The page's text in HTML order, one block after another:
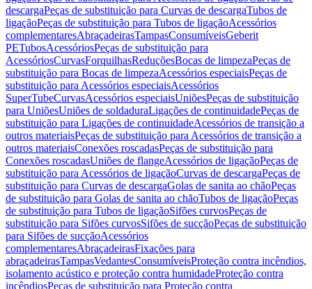
descargaPeças de substituição para Curvas de descargaTubos de
ligaçãoPeças de substituição para Tubos de ligaçãoAcessórios
complementaresAbraçadeirasTampasConsumíveisGeberit
PETubosAcessóriosPeças de substituição para
AcessóriosCurvasForquilhasReduçõesBocas de limpezaPeças de
substituição para Bocas de limpezaAcessórios especiaisPeças de
substituição para Acessórios especiaisAcessórios
SuperTubeCurvasAcessórios especiaisUniõesPeças de substituição
para UniõesUniões de soldaduraLigações de continuidadePeças de
substituição para Ligações de continuidadeAcessórios de transição a
outros materiaisPeças de substituição para Acessórios de transição a
outros materiaisConexões roscadasPeças de substituição para
Conexões roscadasUniões de flangeAcessórios de ligaçãoPeças de
substituição para Acessórios de ligaçãoCurvas de descargaPeças de
substituição para Curvas de descargaGolas de sanita ao chãoPeças
de substituição para Golas de sanita ao chãoTubos de ligaçãoPeças
de substituição para Tubos de ligaçãoSifões curvosPeças de
substituição para Sifões curvosSifões de sucçãoPeças de substituição
para Sifões de sucçãoAcessórios
complementaresAbraçadeirasFixações para
abraçadeirasTampasVedantesConsumíveisProteção contra incêndios,
isolamento acústico e proteção contra humidadeProteção contra
incêndiosPeças de substituição para Proteção contra